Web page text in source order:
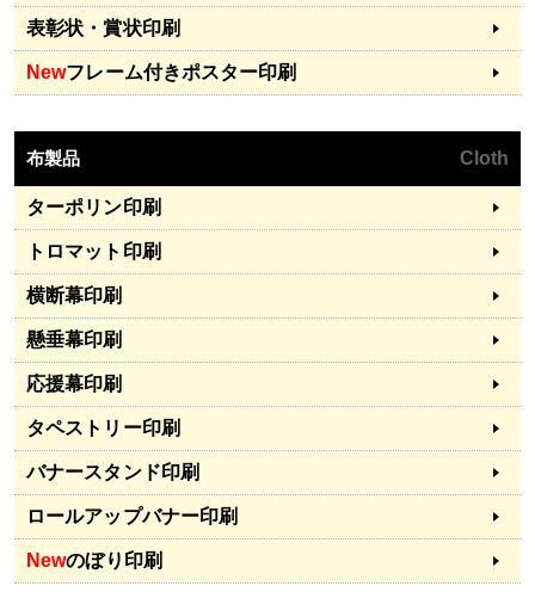
表彰状・賞状印刷
Newフレーム付きポスター印刷
布製品 Cloth
ターポリン印刷
トロマット印刷
横断幕印刷
懸垂幕印刷
応援幕印刷
タペストリー印刷
バナースタンド印刷
ロールアップバナー印刷
Newのぼり印刷